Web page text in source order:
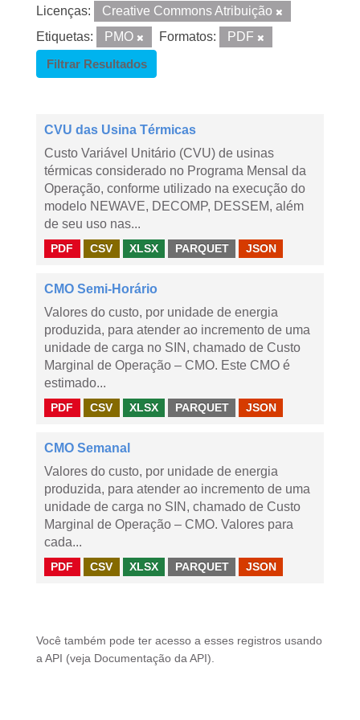
Licenças:
Creative Commons Atribuição
Etiquetas:
PMO Formatos:
PDF
Filtrar Resultados
CVU das Usina Térmicas
Custo Variável Unitário (CVU) de usinas
térmicas considerado no Programa Mensal da
Operação, conforme utilizado na execução do
modelo NEWAVE, DECOMP, DESSEM, além
de seu uso nas...
PDF CSV XLSX PARQUET JSON
CMO Semi-Horário
Valores do custo, por unidade de energia
produzida, para atender ao incremento de uma
unidade de carga no SIN, chamado de Custo
Marginal de Operação – CMO. Este CMO é
estimado...
PDF CSV XLSX PARQUET JSON
CMO Semanal
Valores do custo, por unidade de energia
produzida, para atender ao incremento de uma
unidade de carga no SIN, chamado de Custo
Marginal de Operação – CMO. Valores para
cada...
PDF CSV XLSX PARQUET JSON
Você também pode ter acesso a esses registros usando
a API (veja Documentação da API ).